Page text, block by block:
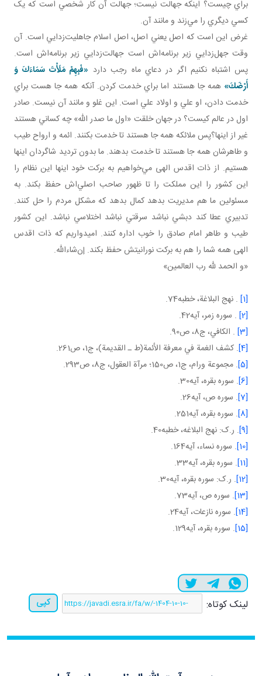
براي چيست؟ اينکه جهالت نيست؛ جهالت آن کار شخصي است که يک
کسي ديگري را مي‌زند و مانند آن.
غرض اين است که اصل يعني اصل، اصل اسلام جاهليت‌زدايي است. آن
وقت جهل‌زدايي زير برنامه‌اش است جهالت‌زدايي زير برنامه‌اش است.
پس اشتباه نکنيم اگر در دعاي ماه رجب دارد «فَبِهِمْ مَلَأْتَ سَمَاءَكَ وَ
أَرْضَكَ» همه جا هستند اما براي خدمت کردن. آنکه همه جا هست براي
خدمت‌ دادن، او علي و اولاد علي است. اين غلو و مانند آن نيست. صادر
اول در عالم کيست؟ در جهان خلقت «اول ما صدر الله» چه کساني هستند
غير از اينها؟پس ملائکه همه جا هستند تا خدمت بکنند. ائمه و ارواح طيب
و طاهرشان همه جا هستند تا خدمت بدهند. ما بدون ترديد شاگردان اينها
هستيم. از ذات اقدس الهی مي‌خواهيم به برکت خود اينها اين نظام را
اين کشور را اين مملکت را تا ظهور صاحب اصلي‌اش حفظ بکند. به
مسئولين ما هم مديريت بدهد کمال بدهد که مشکل مردم را حل کنند.
تدبيري عطا کند دبشي نباشد سرقتي نباشد اختلاسي نباشد. اين کشور
طيب و طاهر امام صادق را خوب اداره کنند. اميدواريم که ذات اقدس
الهی همه شما را هم به برکت نورانيتش حفظ بکند. إن‌شاءالله.
«و الحمد لله رب العالمين»
[1] . نهج البلاغة، خطبه74.
[2]
. سوره زمر، آيه42.
[3]
. الكافي، ج8، ص90.
[4] . كشف الغمة في معرفة الأئمة(ط ـ القديمة)، ج‏1، ص261.
[5] . مجموعة ورام، ج‏1، ص150؛ مرآة العقول، ج8، ص293.
[6] . سوره بقره، آيه30.
[7] . سوره ص، آيه26.
[8] . سوره بقره، آيه251.
[9] . ر.ک: نهج البلاغه، خطبه40.
[10]
. سوره نساء، آيه164.
[11]
. سوره بقره، آيه33.
[12]
. ر.ک: سوره بقره، آيه30.
[13]
. سوره ص، آيه73.
[14]
. سوره نازعات، آيه24.
[15]
. سوره بقره، آيه129.
لینک کوتاه: کپی